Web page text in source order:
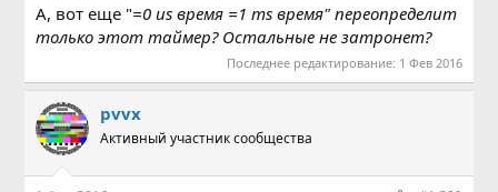
А, вот еще "=0 us время =1 ms время" переопределит
только этот таймер? Остальные не затронет?
Последнее редактирование: 1 Фев 2016
pvvx
Активный участник сообщества